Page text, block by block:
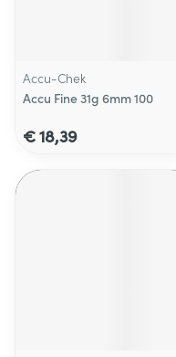
Accu-Chek
Accu Fine 31g 6mm 100
€ 18,39